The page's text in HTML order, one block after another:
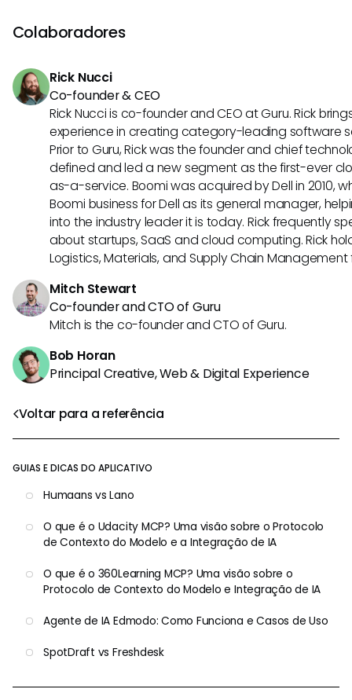
Voltar para a referência
GUIAS E DICAS DO APLICATIVO
Humaans vs Lano
O que é o Udacity MCP? Uma visão sobre o Protocolo
de Contexto do Modelo e a Integração de IA
O que é o 360Learning MCP? Uma visão sobre o
Protocolo de Contexto do Modelo e Integração de IA
Agente de IA Edmodo: Como Funciona e Casos de Uso
SpotDraft vs Freshdesk
contínua sobre padrões emergentes de IA, como o
aproveitar oportunidades de forma eficaz, garantindo
Colaboradores
Rick Nucci
Co-founder & CEO
Rick Nucci is co-founder and CEO at Guru. Rick
experience in creating category-leading software
Prior to Guru, Rick was the founder and chief
defined and led a new segment as the first-ever
as-a-service. Boomi was acquired by Dell in 2010,
Boomi business for Dell as its general manager,
into the industry leader it is today. Rick frequently
about startups, SaaS and cloud computing. Rick
Logistics, Materials, and Supply Chain Management
Mitch Stewart
Co-founder and CTO of Guru
Mitch is the co-founder and CTO of Guru.
Bob Horan
Principal Creative, Web & Digital Experience